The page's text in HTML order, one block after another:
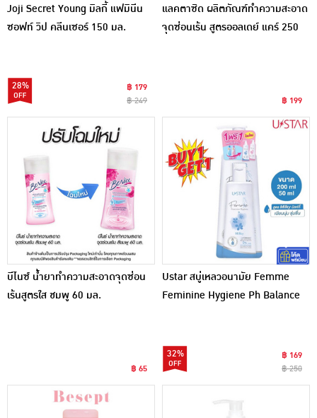
Joji Secret Young มิลกี้ แฟมินีน
ซอฟท์ วิป คลีนเซอร์ 150 มล.
28%
฿ 179
฿ 249
แลคตาซิด ผลิตภัณฑ์ทำความสะอาด
จุดซ่อนเร้น สูตรออลเดย์ แคร์ 250
฿ 199
บีไนซ์ น้ำยาทำความสะอาดจุดซ่อน
เร้นสูตรใส ชมพู 60 มล.
฿ 65
Ustar สบู่เหลวอนามัย Femme
Feminine Hygiene Ph Balance
32%
฿ 169
฿ 250